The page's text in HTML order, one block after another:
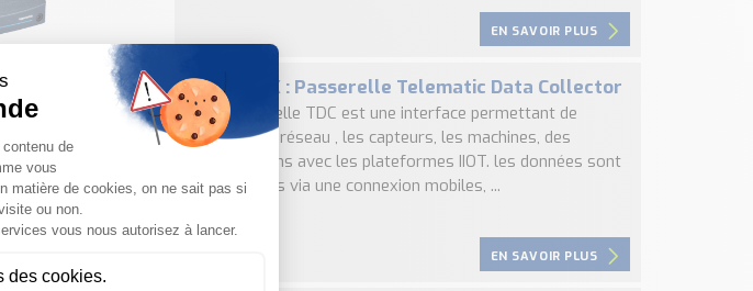
EN SAVOIR PLUS
TDC SICK : Passerelle Telematic Data Collector
La passerelle TDC est une interface permettant de
mettre en réseau , les capteurs, les machines, des
installations avec les plateformes IIOT. les données sont
transmises via une connexion mobiles, ...
EN SAVOIR PLUS